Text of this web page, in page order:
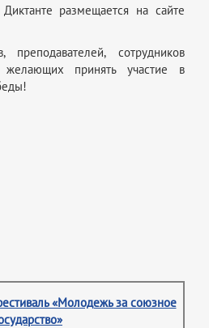
размещается на сайте
преподавателей, сотрудников
желающих принять участие в
«Молодежь за союзное